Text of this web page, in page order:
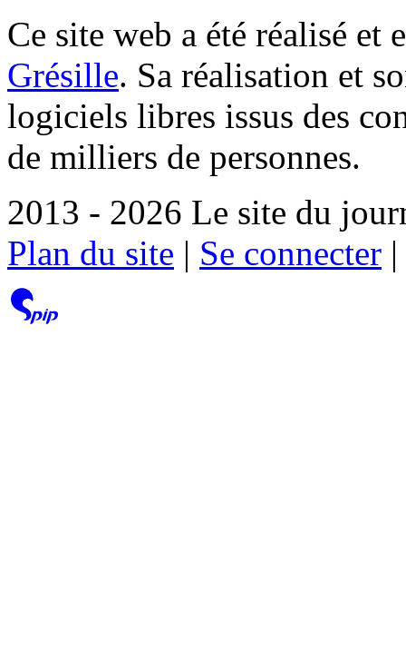
Ce site web a été réalisé et
Grésille. Sa réalisation et
logiciels libres issus des
de milliers de personnes.
2013 - 2026 Le site du
Plan du site | Se connecter |